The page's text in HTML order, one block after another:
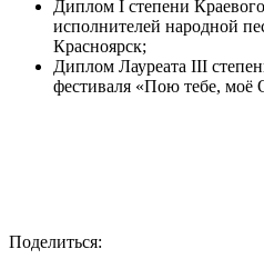
Диплом I степени
исполнителей народной
Красноярск;
Диплом Лауреата III
фестиваля «Пою тебе, моё
Поделиться: